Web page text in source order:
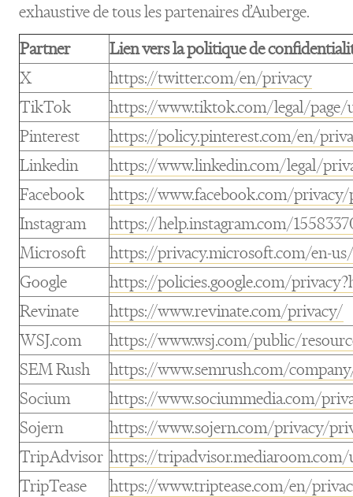
exhaustive de tous les partenaires d’Auberge.
Partner
Lien vers la politique de
X
https://twitter.com/en/privacy
TikTok
https://www.tiktok.com/legal/
Pinterest
https://policy.pinterest.com/en/
Linkedin
https://www.linkedin.com/legal/
Facebook
https://www.facebook.com/
Instagram
https://help.instagram.com/
Microsoft
https://privacy.microsoft.com/en-
Google
https://policies.google.com/
Revinate
https://www.revinate.com/privacy/
WSJ.com
https://www.wsj.com/public/
SEM Rush
https://www.semrush.com/
Socium
https://www.sociummedia.com/
Sojern
https://www.sojern.com/privacy/
TripAdvisor https://
TripTease
https://www.triptease.com/en/